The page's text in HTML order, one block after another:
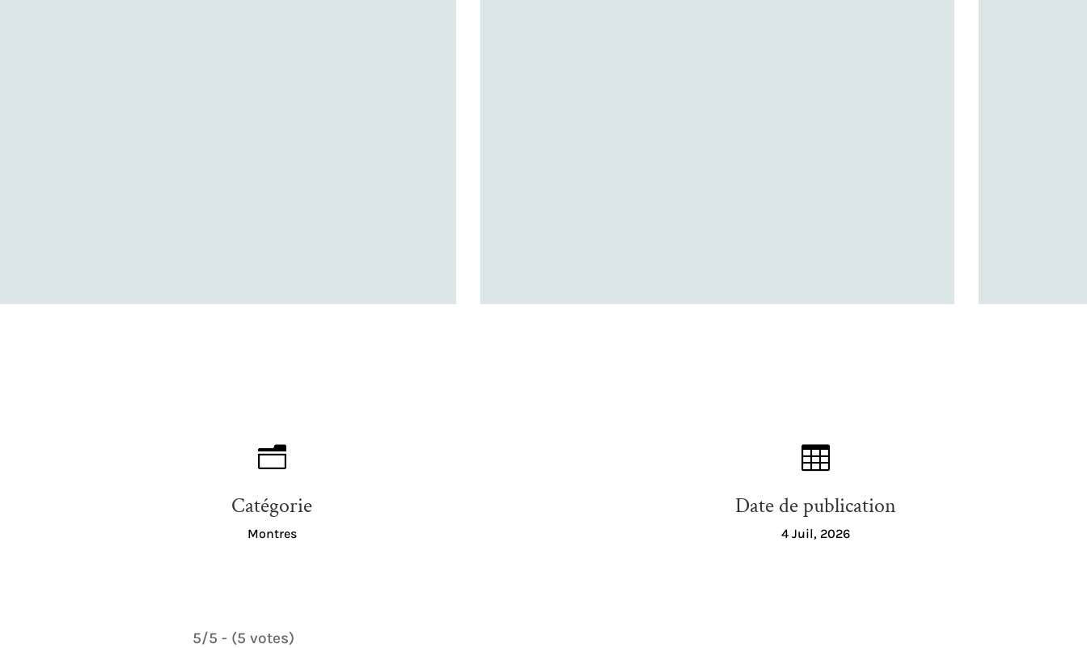
n
Catégorie
Montres

Date de publication
4 Juil, 2026
5/5 - (5 votes)